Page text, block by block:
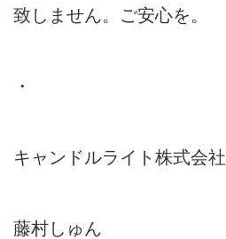
致しません。ご安心を。
・
キャンドルライト株式会社
藤村しゅん